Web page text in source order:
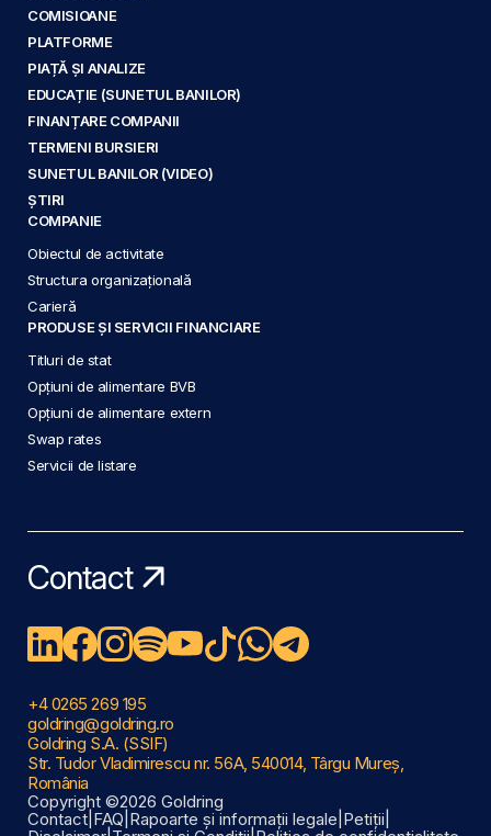
COMISIOANE
PLATFORME
PIAȚĂ ȘI ANALIZE
EDUCAȚIE (SUNETUL BANILOR)
FINANȚARE COMPANII
TERMENI BURSIERI
SUNETUL BANILOR (VIDEO)
ȘTIRI
COMPANIE
Obiectul de activitate
Structura organizațională
Carieră
PRODUSE ȘI SERVICII FINANCIARE
Titluri de stat
Opțiuni de alimentare BVB
Opțiuni de alimentare extern
Swap rates
Servicii de listare
Contact
+4 0265 269 195
goldring@goldring.ro
Goldring S.A. (SSIF)
Str. Tudor Vladimirescu nr. 56A, 540014, Târgu Mureș,
România
Copyright ©2026 Goldring
Contact FAQ Rapoarte și informații legale Petiții